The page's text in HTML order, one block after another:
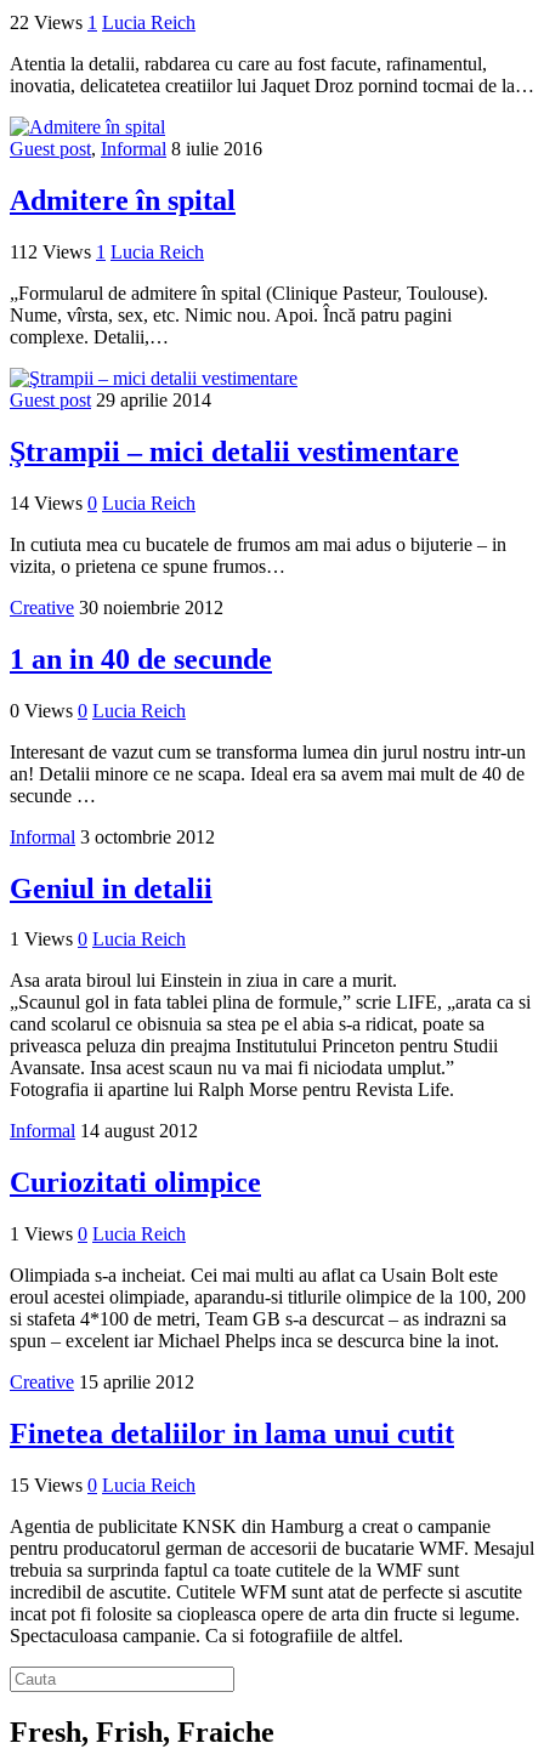
22 Views 1 Lucia Reich
Atentia la detalii, rabdarea cu care au fost facute, rafinamentul,
inovatia, delicatetea creatiilor lui Jaquet Droz pornind tocmai de la…
Guest post, Informal 8 iulie 2016
Admitere în spital
112 Views 1 Lucia Reich
„Formularul de admitere în spital (Clinique Pasteur, Toulouse).
Nume, vîrsta, sex, etc. Nimic nou. Apoi. Încă patru pagini
complexe. Detalii,…
Guest post 29 aprilie 2014
Ştrampii – mici detalii vestimentare
14 Views 0 Lucia Reich
In cutiuta mea cu bucatele de frumos am mai adus o bijuterie – in
vizita, o prietena ce spune frumos…
Creative 30 noiembrie 2012
1 an in 40 de secunde
0 Views 0 Lucia Reich
Interesant de vazut cum se transforma lumea din jurul nostru intr-un
an! Detalii minore ce ne scapa. Ideal era sa avem mai mult de 40 de
secunde …
Informal 3 octombrie 2012
Geniul in detalii
1 Views 0 Lucia Reich
Asa arata biroul lui Einstein in ziua in care a murit.
„Scaunul gol in fata tablei plina de formule,” scrie LIFE, „arata ca si
cand scolarul ce obisnuia sa stea pe el abia s-a ridicat, poate sa
priveasca peluza din preajma Institutului Princeton pentru Studii
Avansate. Insa acest scaun nu va mai fi niciodata umplut.”
Fotografia ii apartine lui Ralph Morse pentru Revista Life.
Informal 14 august 2012
Curiozitati olimpice
1 Views 0 Lucia Reich
Olimpiada s-a incheiat. Cei mai multi au aflat ca Usain Bolt este
eroul acestei olimpiade, aparandu-si titlurile olimpice de la 100, 200
si stafeta 4*100 de metri, Team GB s-a descurcat – as indrazni sa
spun – excelent iar Michael Phelps inca se descurca bine la inot.
Creative 15 aprilie 2012
Finetea detaliilor in lama unui cutit
15 Views 0 Lucia Reich
Agentia de publicitate KNSK din Hamburg a creat o campanie
pentru producatorul german de accesorii de bucatarie WMF. Mesajul
trebuia sa surprinda faptul ca toate cutitele de la WMF sunt
incredibil de ascutite. Cutitele WFM sunt atat de perfecte si ascutite
incat pot fi folosite sa ciopleasca opere de arta din fructe si legume.
Spectaculoasa campanie. Ca si fotografiile de altfel.
Fresh, Frish, Fraiche